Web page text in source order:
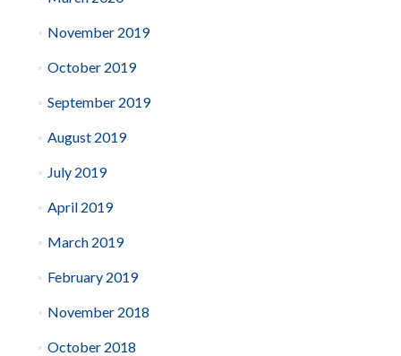
November 2019
October 2019
September 2019
August 2019
July 2019
April 2019
March 2019
February 2019
November 2018
October 2018